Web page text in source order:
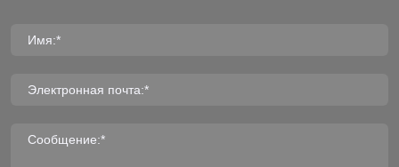
Имя:*
Электронная почта:*
Сообщение:*